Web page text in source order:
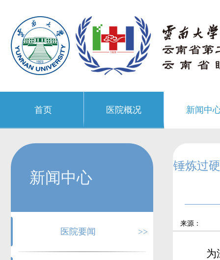
首页 医院概况 新闻中
新闻中心
医院要闻 >>
锤炼过
来源：
为